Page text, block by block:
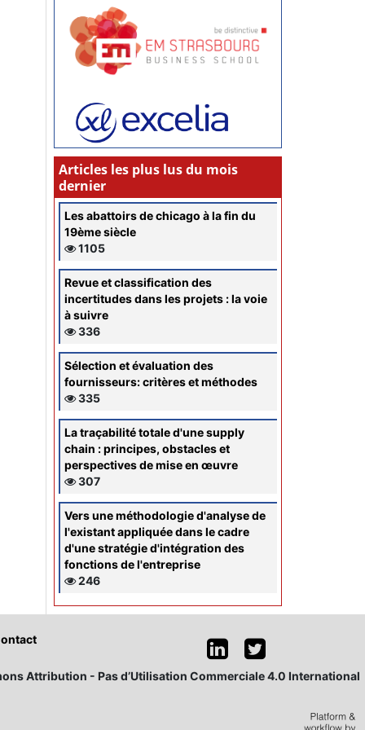
Articles les plus lus du mois
dernier
Les abattoirs de chicago à la fin du
19ème siècle
1105
Revue et classification des
incertitudes dans les projets : la voie
à suivre
336
Sélection et évaluation des
fournisseurs: critères et méthodes
335
La traçabilité totale d'une supply
chain : principes, obstacles et
perspectives de mise en œuvre
307
Vers une méthodologie d'analyse de
l'existant appliquée dans le cadre
d'une stratégie d'intégration des
fonctions de l'entreprise
246
Attribution - Pas d’Utilisation Commerciale 4.0 International